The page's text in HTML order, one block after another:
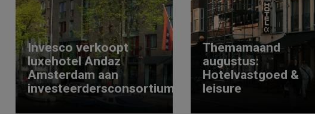
Invesco verkoopt
luxehotel Andaz
Amsterdam aan
investeerdersconsortium
Themamaand
augustus:
Hotelvastgoed &
leisure